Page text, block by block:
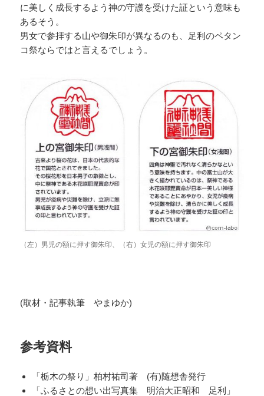
に美しく成長するよう神の守護を受けた証という意味も
あるそう。
男女で参拝する山や御朱印が異なるのも、足利のペタン
コ祭ならではと言えるでしょう。
（左）男児の額に押す御朱印、（右）女児の額に押す御朱印
(取材・記事執筆 やまゆか)
参考資料
「栃木の祭り」柏村祐司著 (有)随想舎発行
「ふるさとの想い出写真集 明治大正昭和 足利」